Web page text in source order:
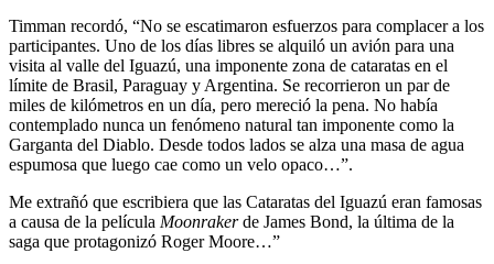
Timman recordó, “No se escatimaron esfuerzos para complacer a los
participantes. Uno de los días libres se alquiló un avión para una
visita al valle del Iguazú, una imponente zona de cataratas en el
límite de Brasil, Paraguay y Argentina. Se recorrieron un par de
miles de kilómetros en un día, pero mereció la pena. No había
contemplado nunca un fenómeno natural tan imponente como la
Garganta del Diablo. Desde todos lados se alza una masa de agua
espumosa que luego cae como un velo opaco…”.
Me extrañó que escribiera que las Cataratas del Iguazú eran famosas
a causa de la película Moonrakerde James Bond, la última de la
saga que protagonizó Roger Moore…”